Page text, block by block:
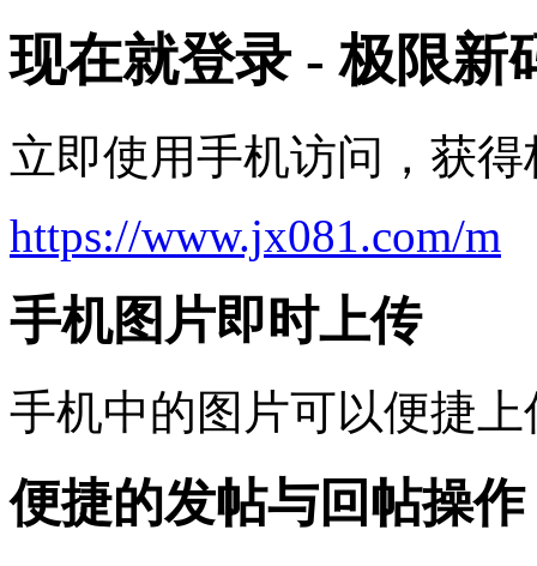
现在就登录 - 极限新
立即使用手机访问，获
https://www.jx081.com/m
手机图片即时上传
手机中的图片可以便捷
便捷的发帖与回帖操作